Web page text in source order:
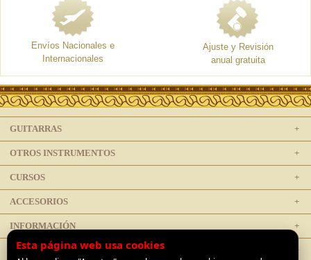
Envíos Nacionales e
Internacionales
Ajuste y Revisión
anual gratuita
GUITARRAS
OTROS INSTRUMENTOS
CURSOS
ACCESORIOS
INFORMACIÓN
LEGAL
Esta página web usa cookies